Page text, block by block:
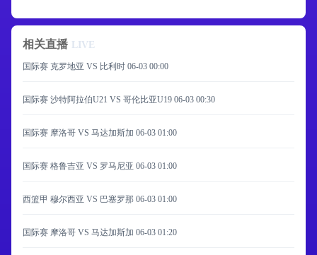
相关直播 LIVE
国际赛 克罗地亚 VS 比利时 06-03 00:00
国际赛 沙特阿拉伯U21 VS 哥伦比亚U19 06-03 00:30
国际赛 摩洛哥 VS 马达加斯加 06-03 01:00
国际赛 格鲁吉亚 VS 罗马尼亚 06-03 01:00
西篮甲 穆尔西亚 VS 巴塞罗那 06-03 01:00
国际赛 摩洛哥 VS 马达加斯加 06-03 01:20